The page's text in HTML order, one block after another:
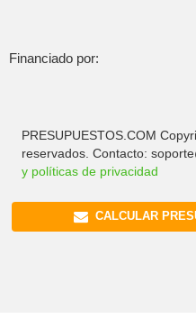
Financiado por:
PRESUPUESTOS.COM
reservados. Contacto:
y políticas de privacidad
CALCULAR